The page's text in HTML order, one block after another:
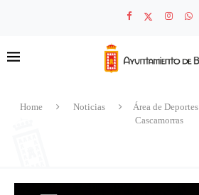
Home Noticias Área de Deportes
Cascamorras